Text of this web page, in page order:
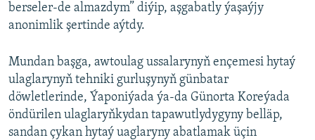
berseler-de almazdym” diýip, aşgabatly ýaşaýjy
anonimlik şertinde aýtdy.
Mundan başga, awtoulag ussalarynyň ençemesi hytaý
ulaglarynyň tehniki gurluşynyň günbatar
döwletlerinde, Ýaponiýada ýa-da Günorta Koreýada
öndürilen ulaglaryňkydan tapawutlydygyny belläp,
sandan çykan hytaý uaglaryny abatlamak üçin